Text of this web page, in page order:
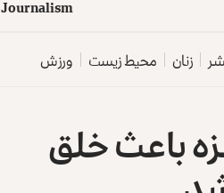
m
s
i
l
a
n
r
u
o
J
زنان محیط زیست ورزش
باعث خلق